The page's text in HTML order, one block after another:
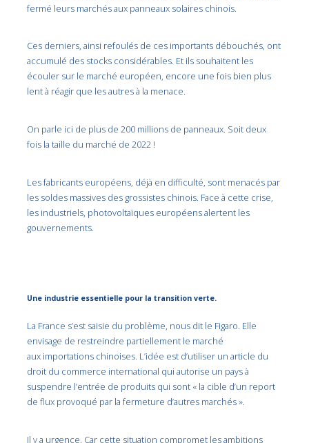
fermé leurs marchés aux panneaux solaires chinois.
Ces derniers, ainsi refoulés de ces importants débouchés, ont
accumulé des stocks considérables. Et ils souhaitent les
écouler sur le marché européen, encore une fois bien plus
lent à réagir que les autres à la menace.
On parle ici de plus de 200 millions de panneaux. Soit deux
fois la taille du marché de 2022 !
Les fabricants européens, déjà en difficulté, sont menacés par
les soldes massives des grossistes chinois. Face à cette crise,
les industriels, photovoltaïques européens alertent les
gouvernements.
Une industrie essentielle pour la transition verte.
La France s’est saisie du problème, nous dit le Figaro. Elle
envisage de restreindre partiellement le marché
aux importations chinoises. L’idée est d’utiliser un article du
droit du commerce international qui autorise un pays à
suspendre l’entrée de produits qui sont « la cible d’un report
de flux provoqué par la fermeture d’autres marchés ».
Il y a urgence. Car cette situation compromet les ambitions